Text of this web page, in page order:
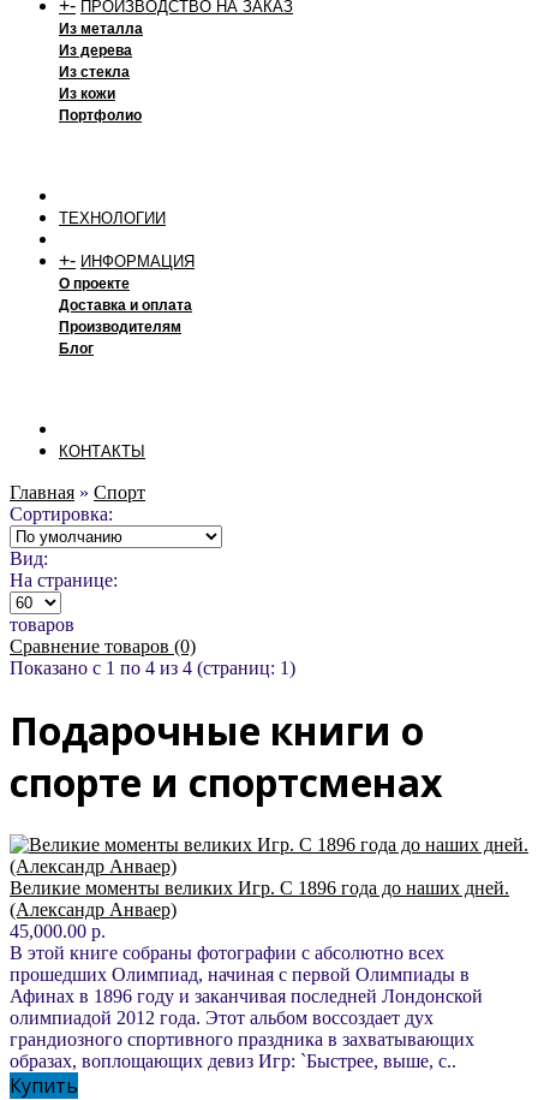
+- ПРОИЗВОДСТВО НА ЗАКАЗ
Из металла
Из дерева
Из стекла
Из кожи
Портфолио
ТЕХНОЛОГИИ
+- ИНФОРМАЦИЯ
О проекте
Доставка и оплата
Производителям
Блог
КОНТАКТЫ
Главная » Спорт
Сортировка:
Вид:
На странице:
товаров
Сравнение товаров (0)
Показано с 1 по 4 из 4 (страниц: 1)
Подарочные книги о
спорте и спортсменах
Великие моменты великих Игр. С 1896 года до наших дней.
(Александр Анваер)
45,000.00 р.
В этой книге собраны фотографии с абсолютно всех
прошедших Олимпиад, начиная с первой Олимпиады в
Афинах в 1896 году и заканчивая последней Лондонской
олимпиадой 2012 года. Этот альбом воссоздает дух
грандиозного спортивного праздника в захватывающих
образах, воплощающих девиз Игр: `Быстрее, выше, с..
Купить